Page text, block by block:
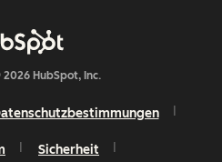
HubSpot, Inc.
Sicherheit